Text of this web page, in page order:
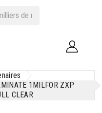
1MILFOR ZXP
CLEAR